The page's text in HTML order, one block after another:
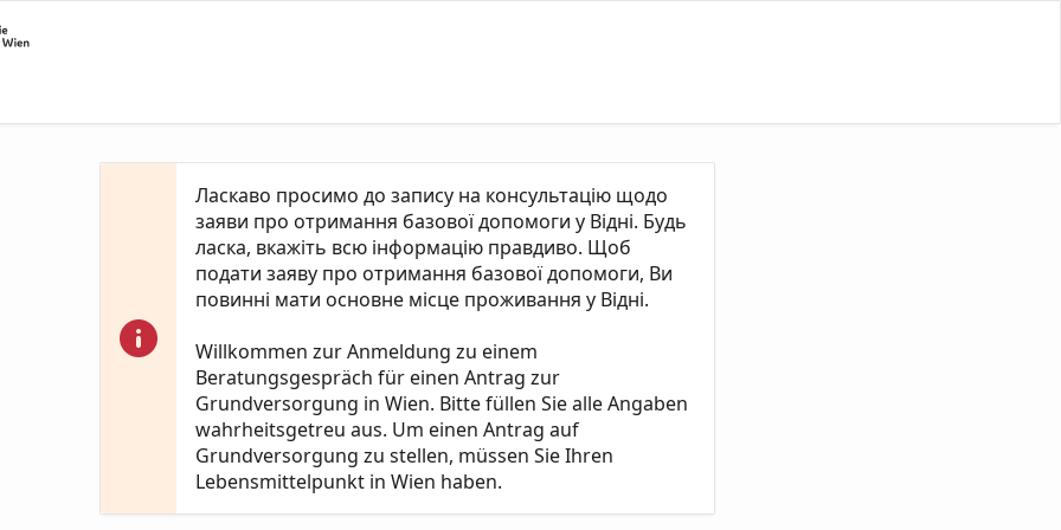
Ласкаво просимо до запису на консультацію щодо
заяви про отримання базової допомоги у Відні. Будь
ласка, вкажіть всю інформацію правдиво. Щоб
подати заяву про отримання базової допомоги, Ви
повинні мати основне місце проживання у Відні.
Willkommen zur Anmeldung zu einem
Beratungsgespräch für einen Antrag zur
Grundversorgung in Wien. Bitte füllen Sie alle Angaben
wahrheitsgetreu aus. Um einen Antrag auf
Grundversorgung zu stellen, müssen Sie Ihren
Lebensmittelpunkt in Wien haben.